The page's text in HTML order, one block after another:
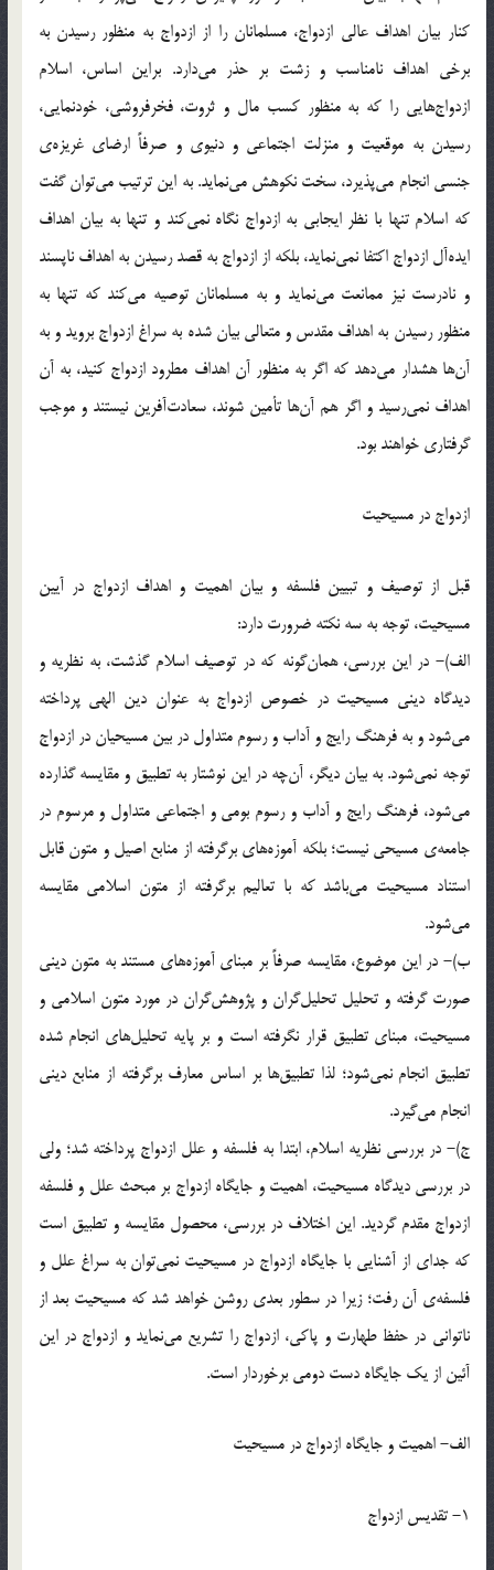
كنار بيان اهداف عالي ازدواج، مسلمانان را از ازدواج به منظور رسيدن به
برخي اهداف نامناسب و زشت بر حذر مي‌دارد. براين اساس، اسلام
ازدواج‌هايي را كه به منظور كسب مال و ثروت، فخرفروشي، خودنمايي،
رسيدن به موقعيت و منزلت اجتماعي و دنيوي و صرفاً ارضاي غريزه‌ي
جنسي انجام مي‌پذيرد، سخت نكوهش مي‌نمايد. به اين ترتيب مي‌توان گفت
كه اسلام تنها با نظر ايجابي به ازدواج نگاه نمي‌كند و تنها به بيان اهداف
ايده‌آل ازدواج اكتفا نمي‌نمايد، بلكه از ازدواج به قصد رسيدن به اهداف ناپسند
و نادرست نيز ممانعت مي‌نمايد و به مسلمانان توصيه مي‌كند كه تنها به
منظور رسيدن به اهداف مقدس و متعالي بيان شده به سراغ ازدواج برويد و به
آن‌ها هشدار مي‌دهد كه اگر به منظور آن اهداف مطرود ازدواج كنيد، به آن
اهداف نمي‌رسيد و اگر هم آن‌ها تأمين شوند، سعادت‌آفرين نيستند و موجب
گرفتاري خواهند بود.
ازدواج در مسيحيت
قبل از توصيف و تبيين فلسفه و بيان اهميت و اهداف ازدواج در آيين
مسيحيت، توجه به سه نكته ضرورت دارد:
الف)- در اين بررسي، همان‌گونه كه در توصيف اسلام گذشت، به نظريه و
ديدگاه ديني مسيحيت در خصوص ازدواج به عنوان دين الهي پرداخته
مي‌شود و به فرهنگ رايج و آداب و رسوم متداول در بين مسيحيان در ازدواج
توجه نمي‌شود. به بيان ديگر، آن‌چه در اين نوشتار به تطبيق و مقايسه گذارده
مي‌شود، فرهنگ رايج و آداب و رسوم بومي و اجتماعي متداول و مرسوم در
جامعه‌ي مسيحي نيست؛ بلكه آموزه‌هاي برگرفته از منابع اصيل و متون قابل
استناد مسيحيت مي‌باشد كه با تعاليم برگرفته از متون اسلامي مقايسه
مي‌شود.
ب)- در اين موضوع، مقايسه صرفاً بر مبناي آموزه‌هاي مستند به متون ديني
صورت گرفته و تحليل تحليل‌گران و پژوهش‌گران در مورد متون اسلامي و
مسيحيت، مبناي تطبيق قرار نگرفته است و بر پايه تحليل‌هاي انجام شده
تطبيق انجام نمي‌شود؛ لذا تطبيق‌ها بر اساس معارف برگرفته از منابع ديني
انجام مي‌گيرد.
ج)- در بررسي نظريه اسلام، ابتدا به فلسفه و علل ازدواج پرداخته شد؛ ولي
در بررسي ديدگاه مسيحيت، اهميت و جايگاه ازدواج بر مبحث علل و فلسفه
ازدواج مقدم گرديد. اين اختلاف در بررسي، محصول مقايسه و تطبيق است
كه جداي از آشنايي با جايگاه ازدواج در مسيحيت نمي‌توان به سراغ علل و
فلسفه‌ي آن رفت؛ زيرا در سطور بعدي روشن خواهد شد كه مسيحيت بعد از
ناتواني در حفظ طهارت و پاكي، ازدواج را تشريع مي‌نمايد و ازدواج در اين
آئين از يك جايگاه دست دومي برخوردار است.
الف- اهميت و جايگاه ازدواج در مسيحيت
1- تقديس ازدواج